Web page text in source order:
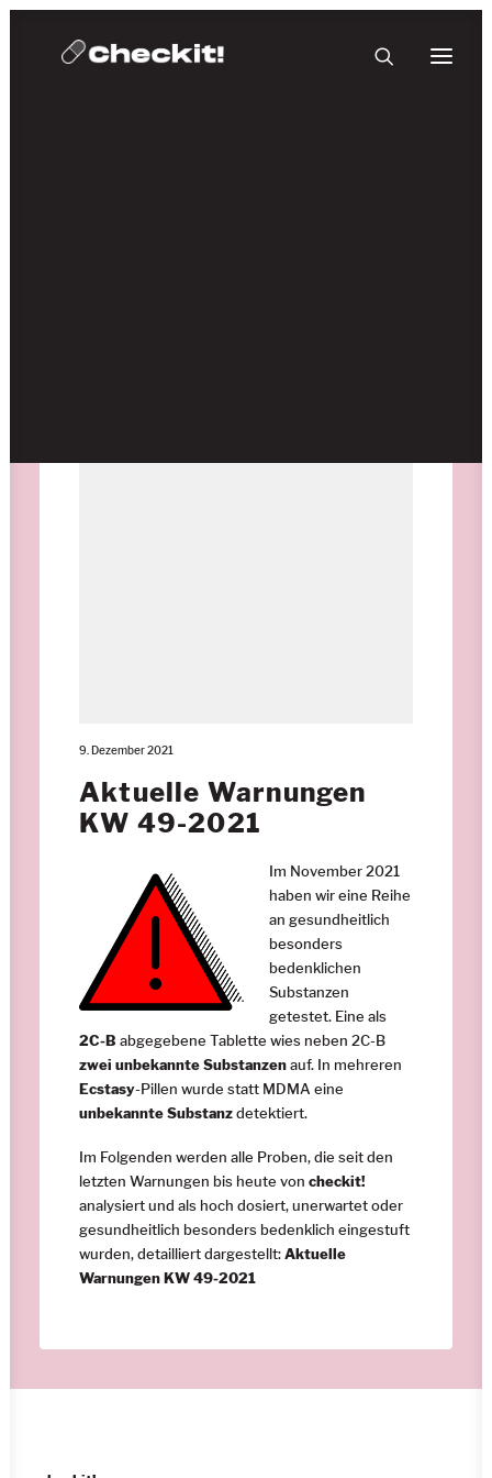
9. Dezember 2021
Aktuelle Warnungen
KW 49-2021
Im November 2021
haben wir eine Reihe
an gesundheitlich
besonders
bedenklichen
Substanzen
getestet. Eine als
2C-B abgegebene Tablette wies neben 2C-B
zwei unbekannte Substanzenauf. In mehreren
Ecstasy-Pillen wurde statt MDMA eine
unbekannte Substanzdetektiert.
Im Folgenden werden alle Proben, die seit den
letzten Warnungen bis heute von checkit!
analysiert und als hoch dosiert, unerwartet oder
gesundheitlich besonders bedenklich eingestuft
wurden, detailliert dargestellt:Aktuelle
Warnungen KW 49-2021